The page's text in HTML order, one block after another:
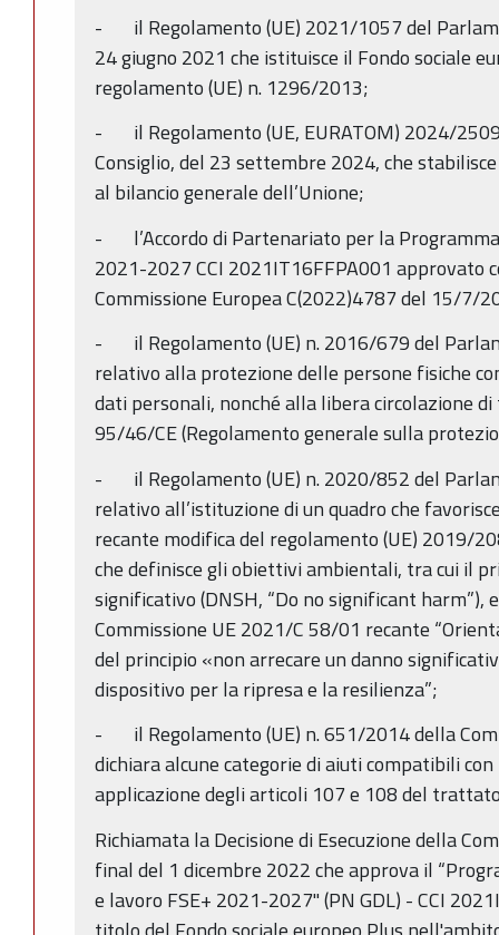
- il Regolamento (UE) 2021/1057 del
24 giugno 2021 che istituisce il Fondo sociale
regolamento (UE) n. 1296/2013;
- il Regolamento (UE, EURATOM) 2024/
Consiglio, del 23 settembre 2024, che
al bilancio generale dell’Unione;
- l’Accordo di Partenariato per la
2021-2027 CCI 2021IT16FFPA001 approvato
Commissione Europea C(2022)4787 del 15/7/
- il Regolamento (UE) n. 2016/679 del
relativo alla protezione delle persone fisiche
dati personali, nonché alla libera circolazione
95/46/CE (Regolamento generale sulla
- il Regolamento (UE) n. 2020/852 del
relativo all’istituzione di un quadro che
recante modifica del regolamento (UE) 2019/
che definisce gli obiettivi ambientali, tra cui il
significativo (DNSH, “Do no significant harm”),
Commissione UE 2021/C 58/01 recante
del principio «non arrecare un danno
dispositivo per la ripresa e la resilienza”;
- il Regolamento (UE) n. 651/2014 della
dichiara alcune categorie di aiuti compatibili
applicazione degli articoli 107 e 108 del
Richiamata la Decisione di Esecuzione della
final del 1 dicembre 2022 che approva il
e lavoro FSE+ 2021-2027" (PN GDL) - CCI